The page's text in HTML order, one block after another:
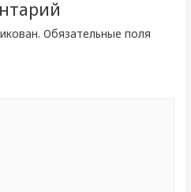
Обязательные поля